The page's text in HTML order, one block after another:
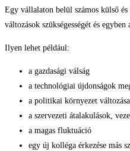
Egy vállalaton belül számos külső
változások szükségességét és
Ilyen lehet például:
a gazdasági válság
a technológiai újdonságok
a politikai környezet változása
a szervezeti átalakulások,
a magas fluktuáció
egy új kolléga érkezése más